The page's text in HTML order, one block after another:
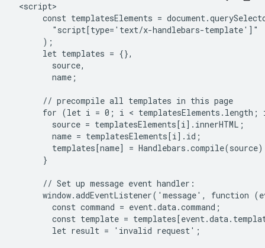
<script>
const templatesElements =
        "script[type='text/x-handlebars-template']"
      );
      let templates = {},
        source,
        name;
      // precompile all templates in this page
for (let i = 0; i < templatesElements.length;
        source = templatesElements[i].innerHTML;
        name = templatesElements[i].id;
templates[name] =
      }
      // Set up message event handler:
window.addEventListener('message', function
        const command = event.data.command;
const template =
        let result = 'invalid request';